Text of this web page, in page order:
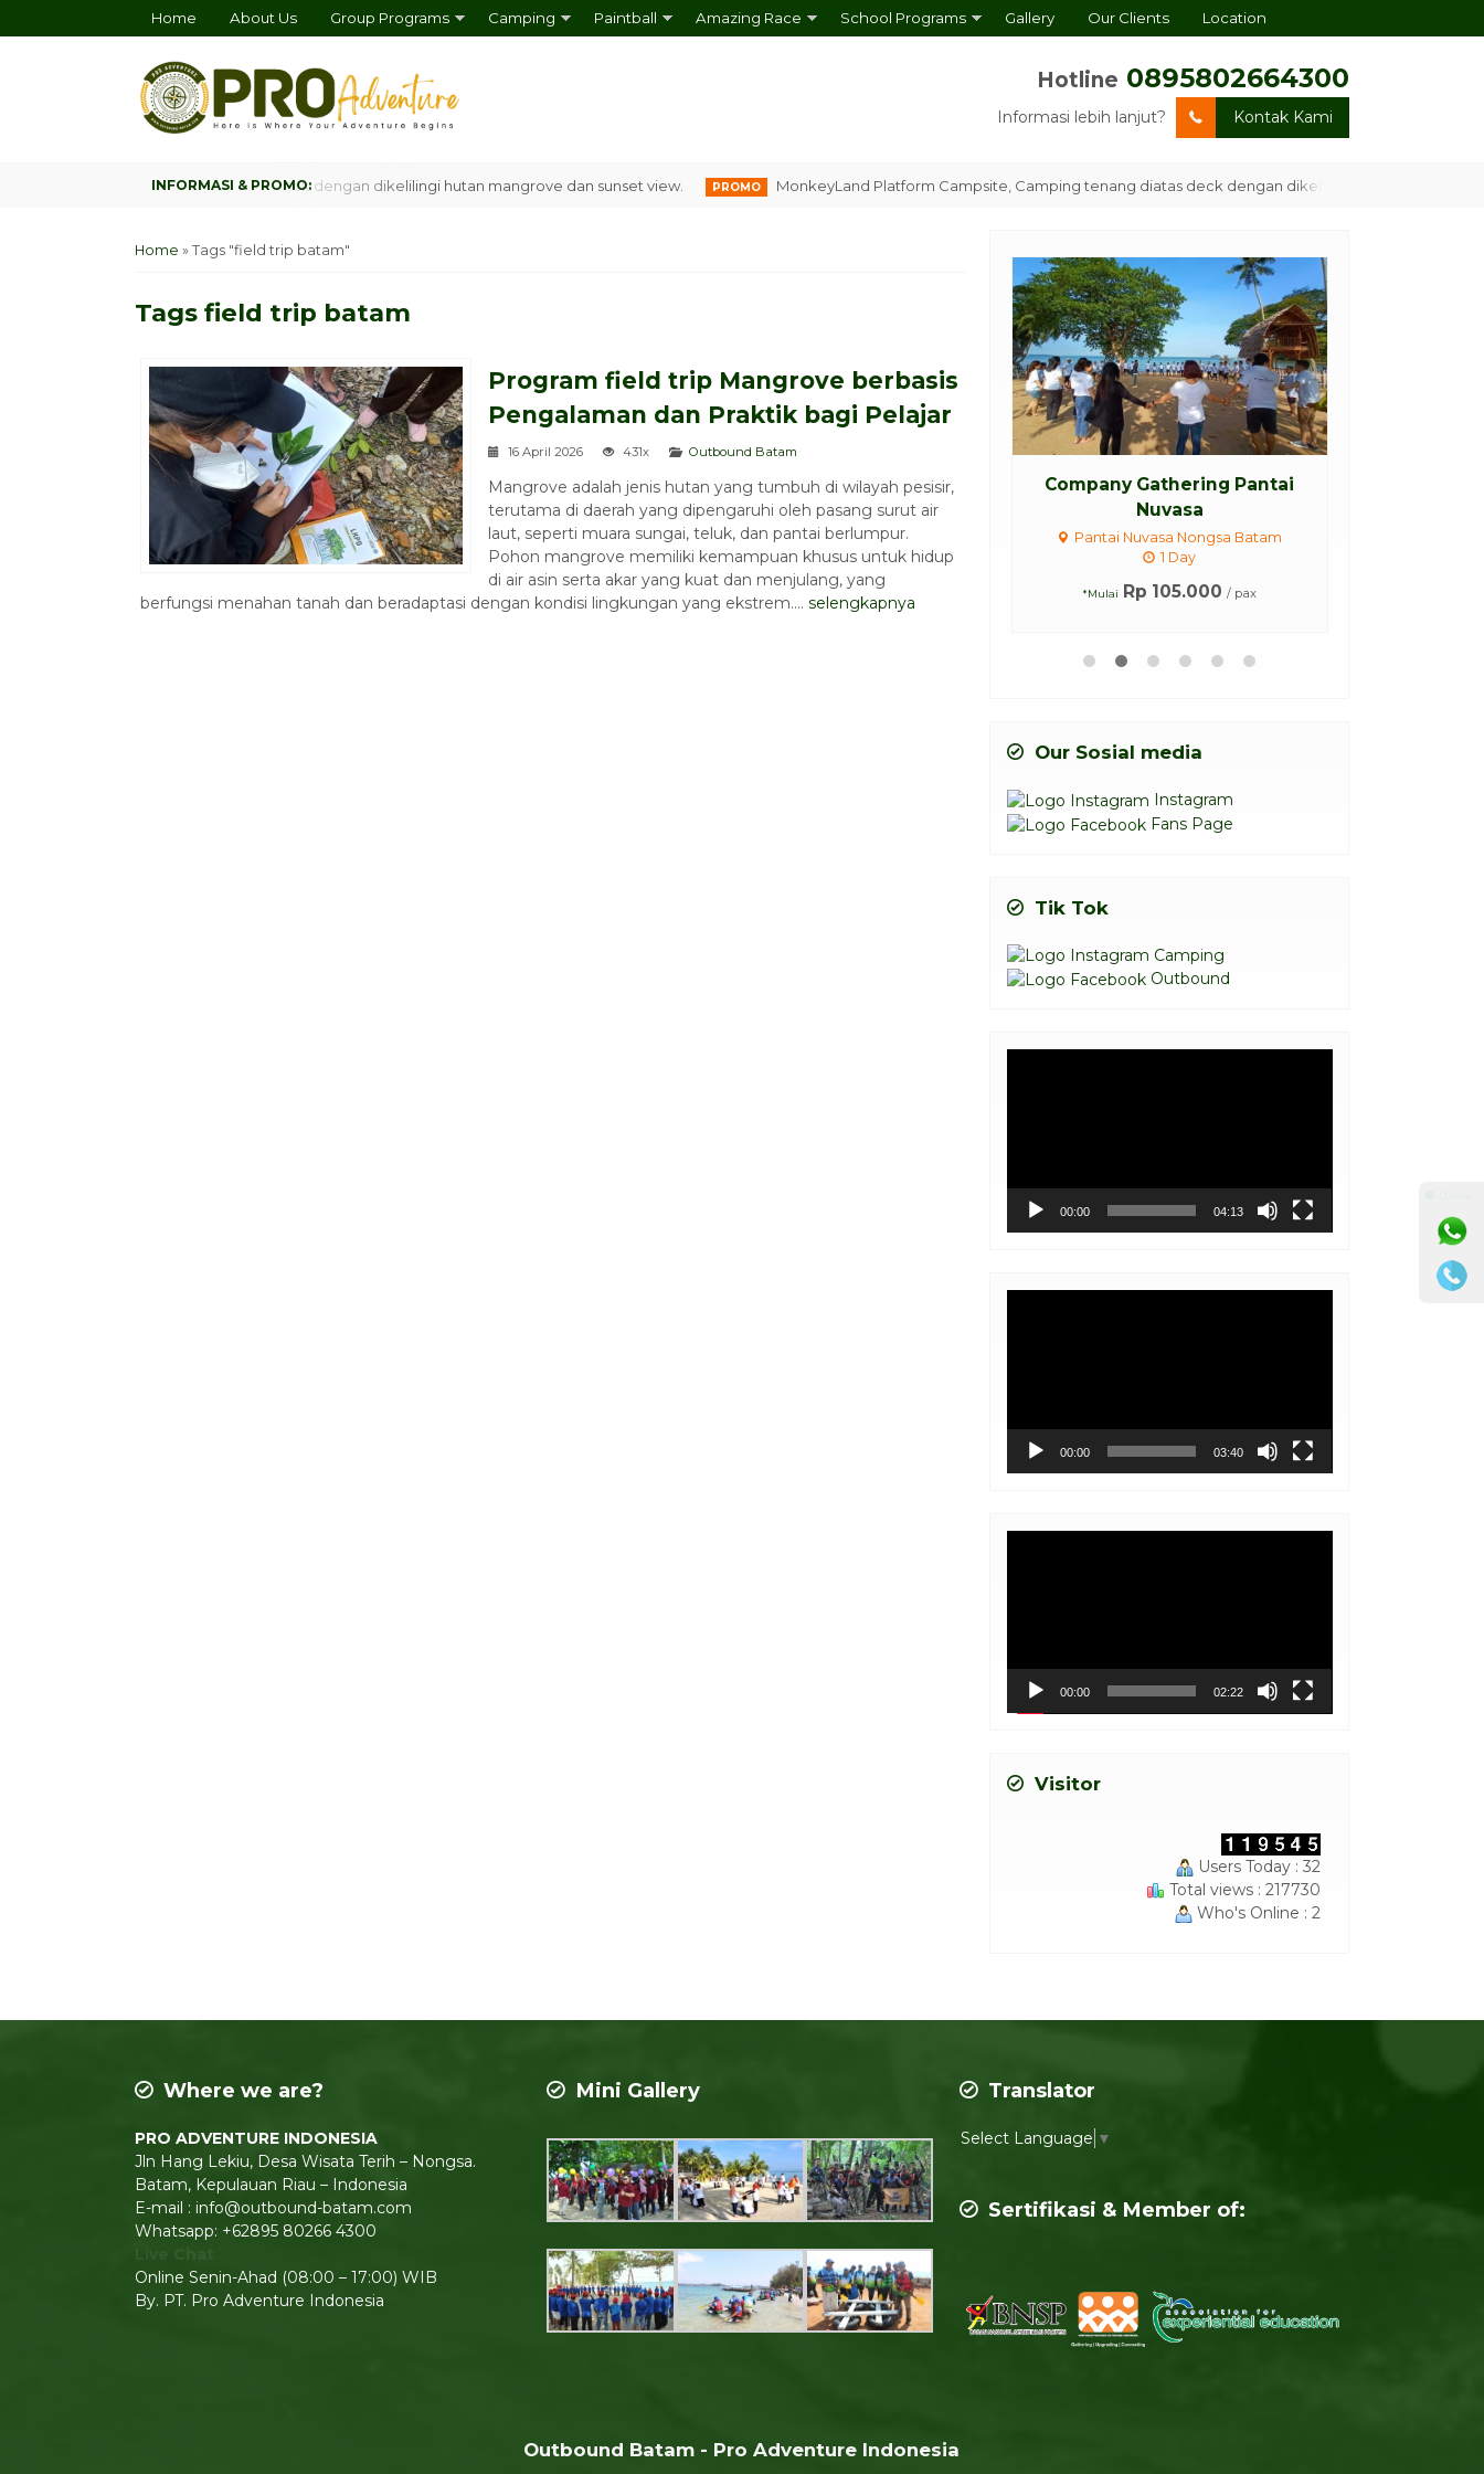
Home About Us Group Programs Camping Paintball Amazing Race School Programs Gallery Our Clients Location
Hotline 0895802664300
Informasi lebih lanjut? Kontak Kami
Camping tenang diatas deck dengan dikelilingi hutan mangrove dan sunset view. PROMO MonkeyLand Platform Campsite, Camping tenang diatas deck dengan dikelilingi hutan mangrove dan
Home » Tags "field trip batam"
Tags field trip batam
Program field trip Mangrove berbasis
Pengalaman dan Praktik bagi Pelajar
16 April 2026 431x Outbound Batam
Mangrove adalah jenis hutan yang tumbuh di wilayah pesisir,
terutama di daerah yang dipengaruhi oleh pasang surut air
laut, seperti muara sungai, teluk, dan pantai berlumpur.
Pohon mangrove memiliki kemampuan khusus untuk hidup
di air asin serta akar yang kuat dan menjulang, yang
berfungsi menahan tanah dan beradaptasi dengan kondisi lingkungan yang ekstrem.... selengkapnya
Team Bonding Programme
Pilihan Perusahaan 1 Day
Rp 170.000 / pax
Company Gathering Pantai
Nuvasa
Pantai Nuvasa Nongsa Batam
1 Day
*Mulai Rp 105.000 / pax
Our Sosial media
Instagram
Fans Page
Tik Tok
Camping
Outbound
00:00 04:13
00:00 03:40
00:00 02:22
Visitor
Users Today : 32
Total views : 217730
Who's Online : 2
Where we are?
PRO ADVENTURE INDONESIA
Jln Hang Lekiu, Desa Wisata Terih – Nongsa.
Batam, Kepulauan Riau – Indonesia
E-mail : info@outbound-batam.com
Whatsapp: +62895 80266 4300
Online Senin-Ahad (08:00 – 17:00) WIB
By. PT. Pro Adventure Indonesia
Mini Gallery Translator
Select Language ▼
Sertifikasi & Member of:
Outbound Batam - Pro Adventure Indonesia